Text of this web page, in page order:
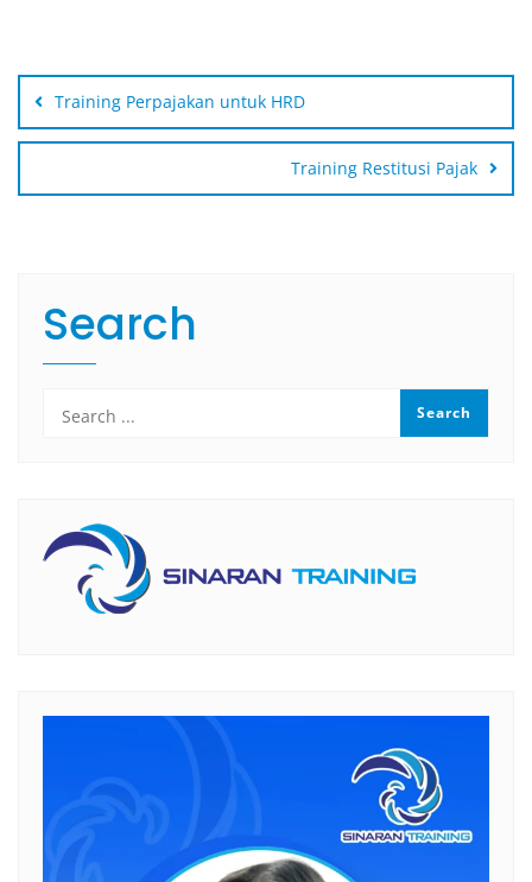
Post
navigation
Training Perpajakan untuk HRD
Training Restitusi Pajak
Search